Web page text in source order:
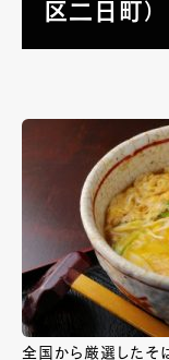
区二日町）
全国から厳選したそ